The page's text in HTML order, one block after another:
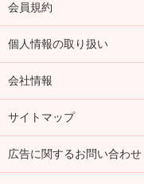
会員規約
個人情報の取り扱い
会社情報
サイトマップ
広告に関するお問い合わせ